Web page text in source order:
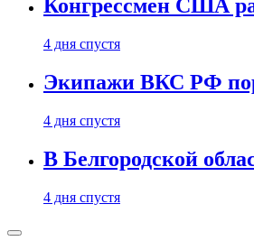
Конгрессмен США
4 дня спустя
Экипажи ВКС РФ
4 дня спустя
В Белгородской
4 дня спустя